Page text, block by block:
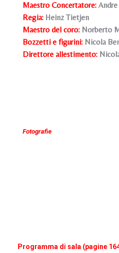
Maestro Concertatore:
Regia: Heinz Tietjen
Maestro del coro: Norberto
Bozzetti e figurini: Nicola
Direttore allestimento:
Fotografie
Programma di sala (pagine